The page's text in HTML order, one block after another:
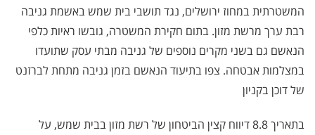
המשטרתית במחוז ירושלים, נגד תושבי בית שמש באשמת גניבה
רבת ערך מרשת מזון. בתום חקירת המשטרה, גובשו ראיות כלפי
הנאשם גם בשני מקרים נוספים של גניבה מבתי עסק שתועדו
במצלמות אבטחה. צפו בתיעוד הנאשם בזמן גניבה מתחת לברזנט
של דוכן בקניון
בתאריך 8.8 דיווח קצין הביטחון של רשת מזון בבית שמש, על